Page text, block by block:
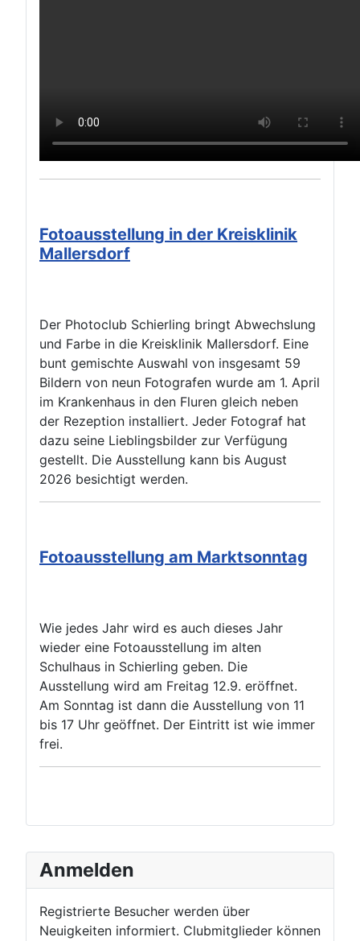
Anmelden
Registrierte Besucher werden über
Neuigkeiten informiert. Clubmitglieder können
Fotoausstellung in der Kreisklinik
Mallersdorf
Der Photoclub Schierling bringt Abwechslung
und Farbe in die Kreisklinik Mallersdorf. Eine
bunt gemischte Auswahl von insgesamt 59
Bildern von neun Fotografen wurde am 1. April
im Krankenhaus in den Fluren gleich neben
der Rezeption installiert. Jeder Fotograf hat
dazu seine Lieblingsbilder zur Verfügung
gestellt. Die Ausstellung kann bis August
2026 besichtigt werden.
Fotoausstellung am Marktsonntag
Wie jedes Jahr wird es auch dieses Jahr
wieder eine Fotoausstellung im alten
Schulhaus in Schierling geben. Die
Ausstellung wird am Freitag 12.9. eröffnet.
Am Sonntag ist dann die Ausstellung von 11
bis 17 Uhr geöffnet. Der Eintritt ist wie immer
frei.